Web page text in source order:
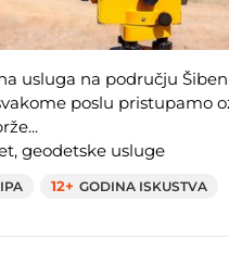
usluga na području
poslu pristupamo
geodetske usluge
12+ GODINA ISKUSTVA